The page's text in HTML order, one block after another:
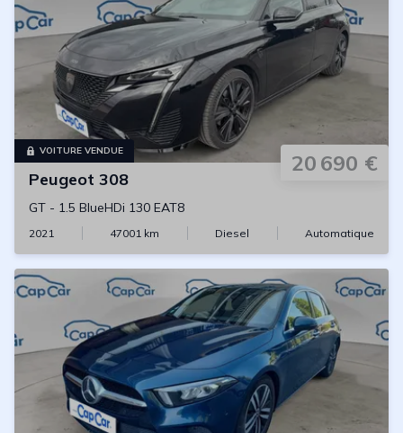
VOITURE VENDUE 20 690 €
Peugeot 308
GT - 1.5 BlueHDi 130 EAT8
2021 47001 km Diesel Automatique